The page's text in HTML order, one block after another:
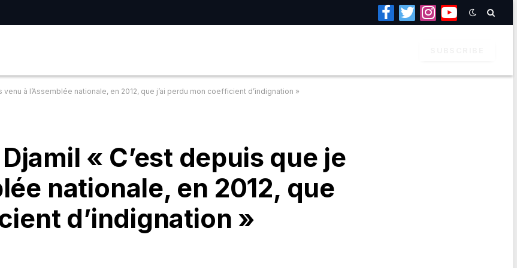
Facebook
TwitterInstagramYouTube
à l’Assemblée nationale, en 2012, que j’ai perdu mon coefficient d’indignation »
« C’est depuis que je
nationale, en 2012, que
d’indignation »